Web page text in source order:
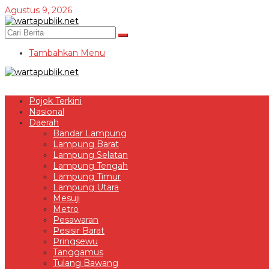
Lewati
ke
konten
Agustus 9, 2026
Tambahkan Menu
Pojok Terkini
Nasional
Daerah
Bandar Lampung
Lampung Barat
Lampung Selatan
Lampung Tengah
Lampung Timur
Lampung Utara
Mesuji
Metro
Pesawaran
Pesisir Barat
Pringsewu
Tanggamus
Tulang Bawang